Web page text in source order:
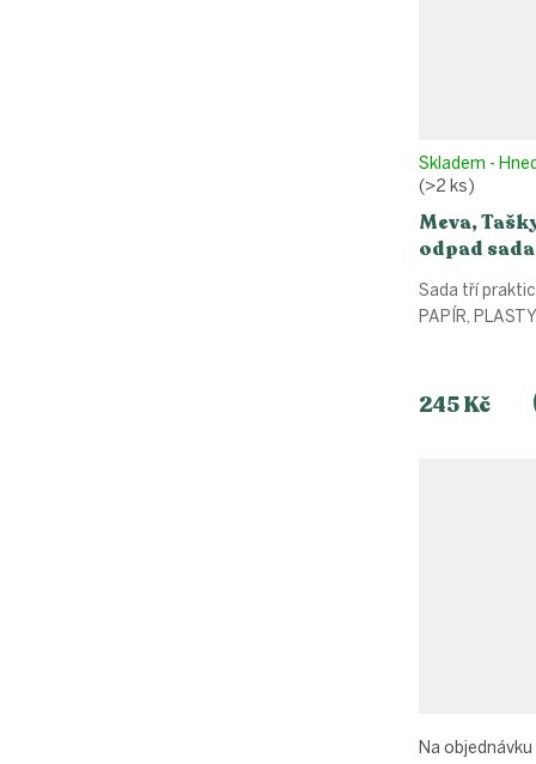
Meva,
odpad
Skladem -
(>2 ks)
245 Kč
Sada tří
PAPÍR,
Na objednávku